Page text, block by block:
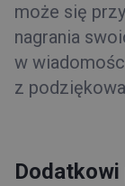
może się
nagrania
w
z